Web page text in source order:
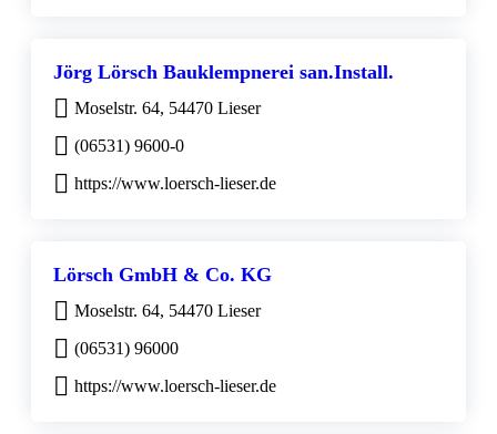
Jörg Lörsch Bauklempnerei san.Install.
Moselstr. 64, 54470 Lieser
(06531) 9600-0
https://www.loersch-lieser.de
Lörsch GmbH & Co. KG
Moselstr. 64, 54470 Lieser
(06531) 96000
https://www.loersch-lieser.de